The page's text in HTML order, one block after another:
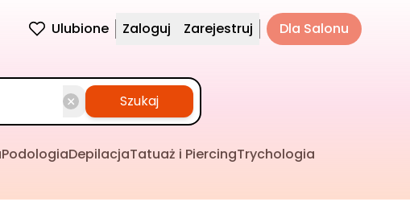
Ulubione Zaloguj Zarejestruj Dla Salonu
Szukaj
PodologiaDepilacjaTatuaż i PiercingTrychologia